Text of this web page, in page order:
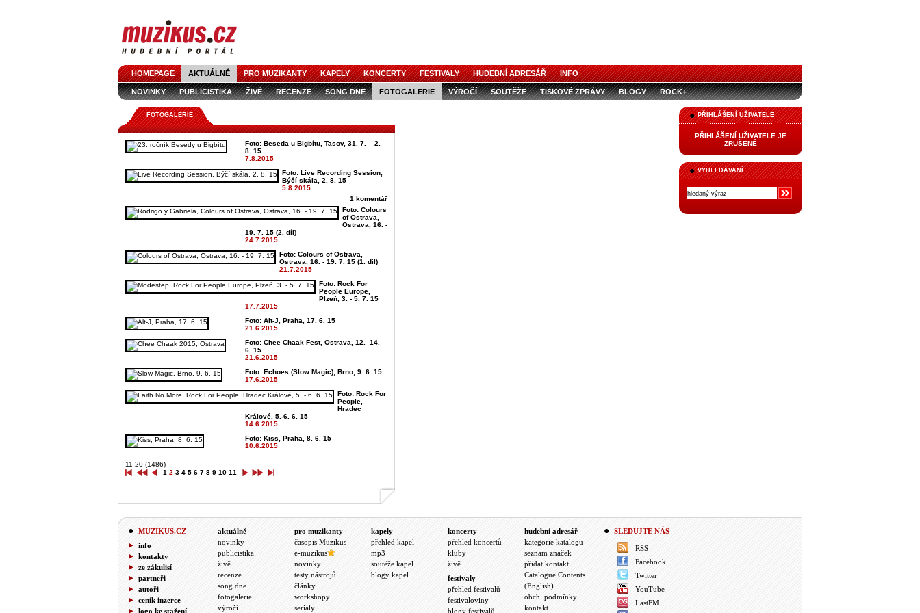
HOMEPAGE AKTUÁLNĚ PRO MUZIKANTY KAPELY KONCERTY FESTIVALY HUDEBNÍ ADRESÁŘ INFO
NOVINKY PUBLICISTIKA ŽIVĚ RECENZE SONG DNE FOTOGALERIE VÝROČÍ SOUTĚŽE TISKOVÉ ZPRÁVY BLOGY ROCK+
PŘIHLÁŠENÍ UŽIVATELE
PŘIHLÁŠENÍ UŽIVATELE JE
ZRUŠENÉ
VYHLEDÁVANÍ
FOTOGALERIE
Foto: Beseda u Bigbítu, Tasov, 31. 7. – 2.
8. 15
7.8.2015
Foto: Live Recording Session,
Býčí skála, 2. 8. 15
5.8.2015
1 komentář
Foto: Colours
of Ostrava,
Ostrava, 16. -
19. 7. 15 (2. díl)
24.7.2015
Foto: Colours of Ostrava,
Ostrava, 16. - 19. 7. 15 (1. díl)
21.7.2015
Foto: Rock For
People Europe,
Plzeň, 3. - 5. 7. 15
17.7.2015
Foto: Alt-J, Praha, 17. 6. 15
21.6.2015
Foto: Chee Chaak Fest, Ostrava, 12.–14.
6. 15
21.6.2015
Foto: Echoes (Slow Magic), Brno, 9. 6. 15
17.6.2015
Foto: Rock For
People,
Hradec
Králové, 5.-6. 6. 15
14.6.2015
Foto: Kiss, Praha, 8. 6. 15
10.6.2015
11-20 (1486)
1 2 3 4 5 6 7 8 9 10 11
MUZIKUS.CZ
info
kontakty
ze zákulisí
partneři
autoři
ceník inzerce
logo ke stažení
aktuálně
novinky
publicistika
živě
recenze
song dne
fotogalerie
výročí
pro muzikanty
časopis Muzikus
e-muzikus
novinky
testy nástrojů
články
workshopy
seriály
kapely
přehled kapel
mp3
soutěže kapel
blogy kapel
koncerty
přehled koncertů
kluby
živě
festivaly
přehled festivalů
festivaloviny
blogy festivalů
hudební adresář
kategorie katalogu
seznam značek
přidat kontakt
Catalogue Contents
(English)
obch. podmínky
kontakt
SLEDUJTE NÁS
RSS
Facebook
Twitter
YouTube
LastFM